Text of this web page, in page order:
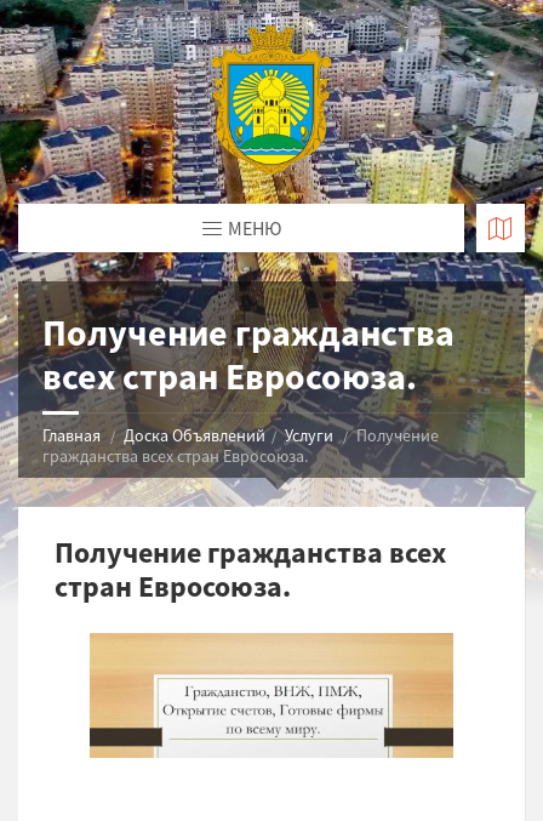
МЕНЮ
Получение гражданства
всех стран Евросоюза.
Главная Доска Объявлений Услуги
Получение
гражданства всех стран Евросоюза.
Получение гражданства всех
стран Евросоюза.